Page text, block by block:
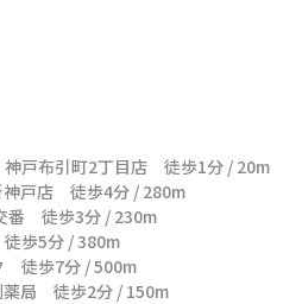
戸布引町2丁目店　徒歩1分 / 20m
戸店　徒歩4分 / 280m
番　徒歩3分 / 230m
歩5分 / 380m
徒歩7分 / 500m
局　徒歩2分 / 150m